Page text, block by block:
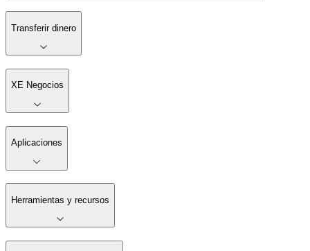
Transferir dinero
XE Negocios
Aplicaciones
Herramientas y recursos